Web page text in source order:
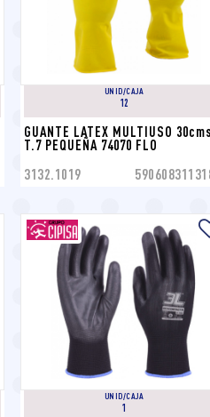
UNID/CAJA
12
GUANTE LATEX MULTIUSO 30cms
T.7 PEQUEÑA 74070 FLO
3132.1019
UNID/CAJA
1